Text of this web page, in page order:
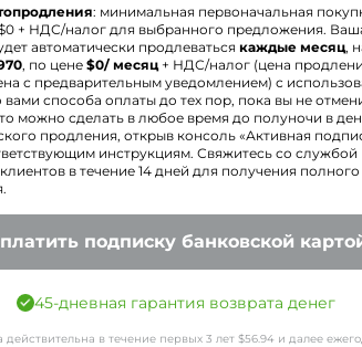
: минимальная первоначальная
0 + НДС/налог для выбранного предложения.
автоматически продлеваться каждые месяц,
, по цене $0/ месяц+ НДС/налог (цена
с предварительным уведомлением) с
способа оплаты до тех пор, пока вы не
можно сделать в любое время до полуночи в
продления, открыв консоль «Активная
инструкциям. Свяжитесь со службой
в течение 14 дней для получения полного
подписку банковской
45-дневная гарантия возврата денег
действительна в течение первых 3 лет $56.94 и далее